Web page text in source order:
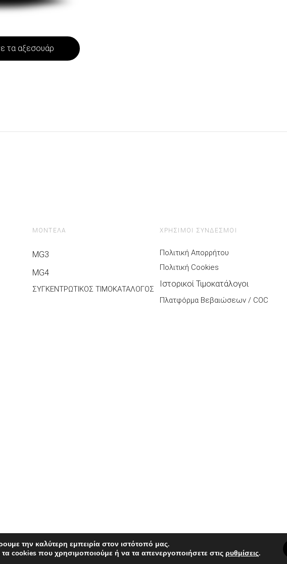
τα αξεσουάρ
ΜΟΝΤΕΛΑ
MG3
MG4
ΣΥΓΚΕΝΤΡΩΤΙΚΟΣ ΤΙΜΟΚΑΤΑΛΟΓΟΣ
ΧΡΗΣΙΜΟΙ ΣΥΝΔΕΣΜΟΙ
Πολιτική Απορρήτου
Πολιτική Cookies
Ιστορικοί Τιμοκατάλογοι
Πλατφόρμα Βεβαιώσεων / COC
την καλύτερη εμπειρία στον ιστότοπό μας.
cookies που χρησιμοποιούμε ή να τα απενεργοποιήσετε στιςρυθμίσεις.